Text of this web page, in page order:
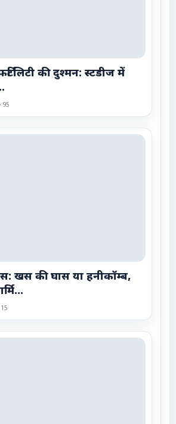
की दुश्मन: स्टडीज में
95
खस की घास या हनीकॉम्ब,
15